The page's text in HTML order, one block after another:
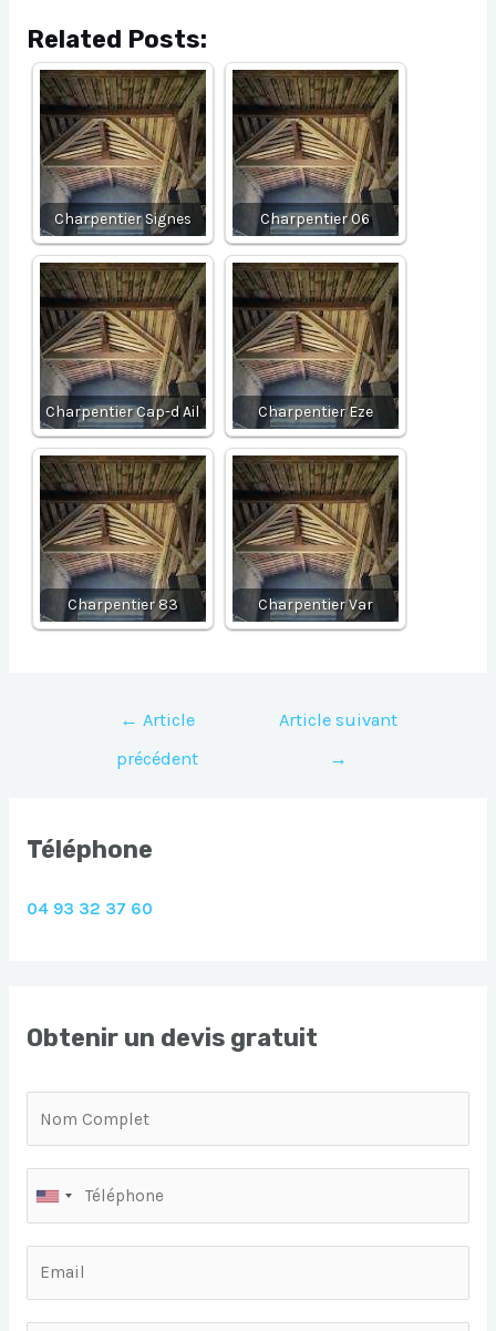
Related Posts:
Charpentier Signes Charpentier 06
Charpentier Cap-d Ail Charpentier Eze
Charpentier 83 Charpentier Var
Navigation
l’article
← Article
précédent
Article suivant
→
Téléphone
04 93 32 37 60
Obtenir un devis gratuit